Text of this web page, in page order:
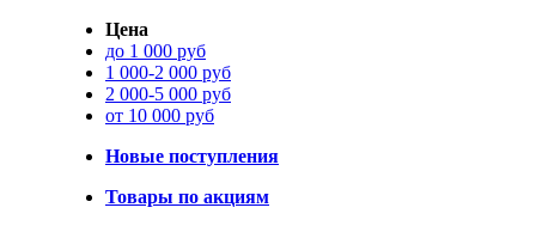
Цена
до 1 000 руб
1 000-2 000 руб
2 000-5 000 руб
от 10 000 руб
Новые поступления
Товары по акциям